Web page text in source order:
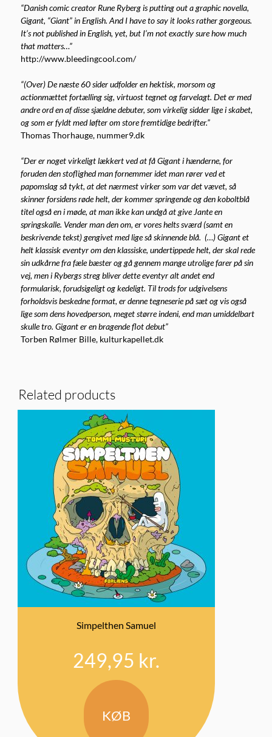
“Danish comic creator Rune Ryberg is putting out a graphic novella,
Gigant, “Giant” in English. And I have to say it looks rather gorgeous.
It’s not published in English, yet, but I’m not exactly sure how much
that matters…”
http://www.bleedingcool.com/
“(Over) De næste 60 sider udfolder en hektisk, morsom og
actionmættet fortælling sig, virtuost tegnet og farvelagt. Det er med
andre ord en af disse sjældne debuter, som virkelig sidder lige i skabet,
og som er fyldt med løfter om store fremtidige bedrifter.”
Thomas Thorhauge, nummer9.dk
“Der er noget virkeligt lækkert ved at få Gigant i hænderne, for
foruden den stoflighed man fornemmer idet man rører ved et
papomslag så tykt, at det nærmest virker som var det vævet, så
skinner forsidens røde helt, der kommer springende og den koboltblå
titel også en i møde, at man ikke kan undgå at give Jante en
springskalle. Vender man den om, er vores helts sværd (samt en
beskrivende tekst) gengivet med lige så skinnende blå. (…) Gigant et
helt klassisk eventyr om den klassiske, undertippede helt, der skal rede
sin udkårne fra fæle bæster og gå gennem mange utrolige farer på sin
vej, men i Rybergs streg bliver dette eventyr alt andet end
formularisk, forudsigeligt og kedeligt. Til trods for udgivelsens
forholdsvis beskedne format, er denne tegneserie på sæt og vis også
lige som dens hovedperson, meget større indeni, end man umiddelbart
skulle tro. Gigant er en bragende flot debut”
Torben Rølmer Bille, kulturkapellet.dk
Related products
Simpelthen Samuel
249,95 kr.
KØB